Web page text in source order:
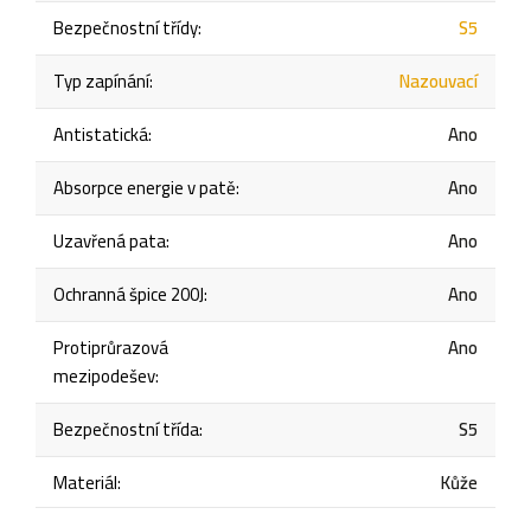
Bezpečnostní třídy:
S5
Typ zapínání:
Nazouvací
Antistatická:
Ano
Absorpce energie v patě:
Ano
Uzavřená pata:
Ano
Ochranná špice 200J:
Ano
Protiprůrazová
mezipodešev:
Ano
Bezpečnostní třída:
S5
Materiál: Kůže